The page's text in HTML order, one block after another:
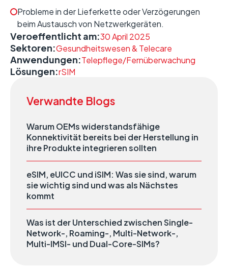
Probleme in der Lieferkette oder Verzögerungen
beim Austausch von Netzwerkgeräten.
Veroeffentlicht am:30 April 2025
Sektoren:Gesundheitswesen & Telecare
Anwendungen:Telepflege/Fernüberwachung
Lösungen:rSIM
Verwandte Blogs
Warum OEMs widerstandsfähige
Konnektivität bereits bei der Herstellung in
ihre Produkte integrieren sollten
eSIM, eUICC und iSIM: Was sie sind, warum
sie wichtig sind und was als Nächstes
kommt
Was ist der Unterschied zwischen Single-
Network-, Roaming-, Multi-Network-,
Multi-IMSI- und Dual-Core-SIMs?